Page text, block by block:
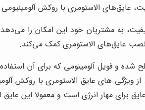
عایق‌های الاستومری با روکش
به مشتریان خود این امکان را می‌دهد
عایق‌های الاستومری کمک می‌کند.
از ویژگی های عایق الاستومری با روکش
برای مهار انرژی است و معمولا این